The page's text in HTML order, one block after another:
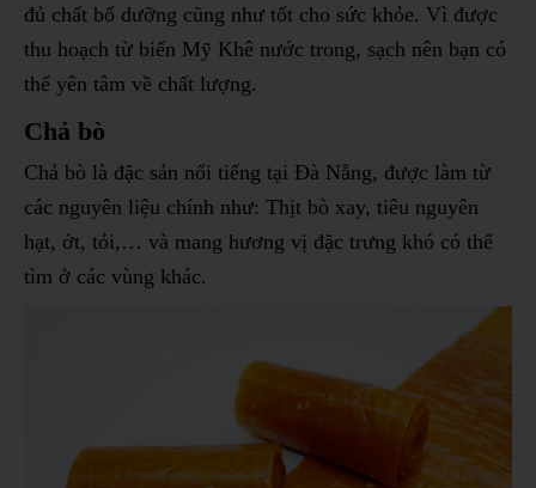
đủ chất bổ dưỡng cũng như tốt cho sức khỏe. Vì được
thu hoạch từ biển Mỹ Khê nước trong, sạch nên bạn có
thể yên tâm về chất lượng.
Chả bò
Chả bò là đặc sản nổi tiếng tại Đà Nẵng, được làm từ
các nguyên liệu chính như: Thịt bò xay, tiêu nguyên
hạt, ớt, tỏi,… và mang hương vị đặc trưng khó có thể
tìm ở các vùng khác.